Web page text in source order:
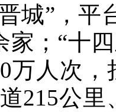
城”，平
家；“十
万人次
215公